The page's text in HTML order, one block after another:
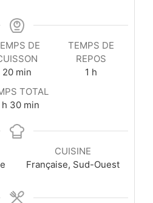
DE
20minutes
min
TEMPS DE
REPOS
1 heure
h
TOTAL
heure
h 30minutes
min
CUISINE
Française, Sud-Ouest